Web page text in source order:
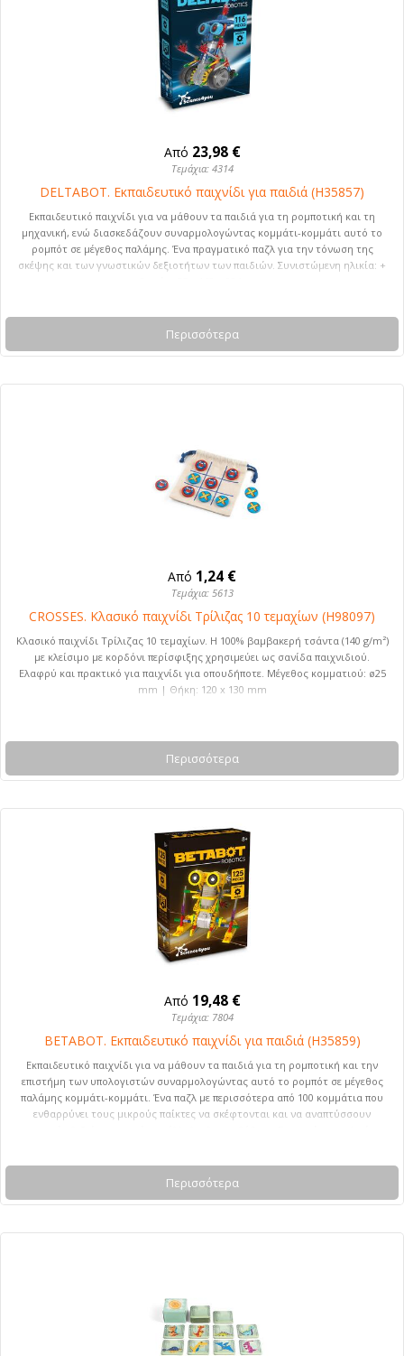
Από 23,98 €
Τεμάχια: 4314
DELTABOT. Εκπαιδευτικό παιχνίδι για παιδιά (H35857)
Εκπαιδευτικό παιχνίδι για να μάθουν τα παιδιά για τη ρομποτική και τη
μηχανική, ενώ διασκεδάζουν συναρμολογώντας κομμάτι-κομμάτι αυτό το
ρομπότ σε μέγεθος παλάμης. Ένα πραγματικό παζλ για την τόνωση της
σκέψης και των γνωστικών δεξιοτήτων των παιδιών. Συνιστώμενη ηλικία: +
Περισσότερα
Από 1,24 €
Τεμάχια: 5613
CROSSES. Κλασικό παιχνίδι Τρίλιζας 10 τεμαχίων (H98097)
Κλασικό παιχνίδι Τρίλιζας 10 τεμαχίων. Η 100% βαμβακερή τσάντα (140 g/m²)
με κλείσιμο με κορδόνι περίσφιξης χρησιμεύει ως σανίδα παιχνιδιού.
Ελαφρύ και πρακτικό για παιχνίδι για οπουδήποτε. Μέγεθος κομματιού: ø25
mm | Θήκη: 120 x 130 mm
Περισσότερα
Από 19,48 €
Τεμάχια: 7804
BETABOT. Εκπαιδευτικό παιχνίδι για παιδιά (H35859)
Εκπαιδευτικό παιχνίδι για να μάθουν τα παιδιά για τη ρομποτική και την
επιστήμη των υπολογιστών συναρμολογώντας αυτό το ρομπότ σε μέγεθος
παλάμης κομμάτι-κομμάτι. Ένα παζλ με περισσότερα από 100 κομμάτια που
ενθαρρύνει τους μικρούς παίκτες να σκέφτονται και να αναπτύσσουν
Περισσότερα